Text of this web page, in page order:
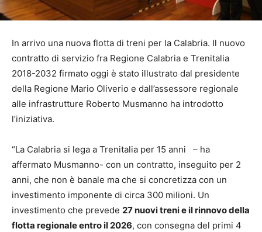
In arrivo una nuova flotta di treni per la Calabria. Il nuovo
contratto di servizio fra Regione Calabria e Trenitalia
2018-2032 firmato oggi è stato illustrato dal presidente
della Regione Mario Oliverio e dall’assessore regionale
alle infrastrutture Roberto Musmanno ha introdotto
l’iniziativa.
“La Calabria si lega a Trenitalia per 15 anni – ha
affermato Musmanno- con un contratto, inseguito per 2
anni, che non è banale ma che si concretizza con un
investimento imponente di circa 300 milioni. Un
investimento che prevede 27 nuovi treni e il rinnovo della
flotta regionale entro il 2026, con consegna del primi 4